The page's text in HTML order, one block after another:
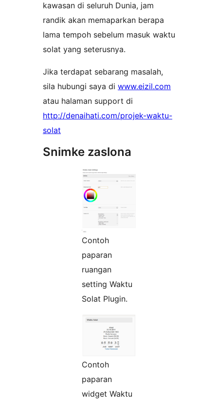
kawasan di seluruh Dunia, jam
randik akan memaparkan berapa
lama tempoh sebelum masuk waktu
solat yang seterusnya.
Jika terdapat sebarang masalah,
sila hubungi saya di www.eizil.com
atau halaman support di
http://denaihati.com/projek-waktu-
solat
Snimke zaslona
Contoh
paparan
ruangan
setting Waktu
Solat Plugin.
Contoh
paparan
widget Waktu